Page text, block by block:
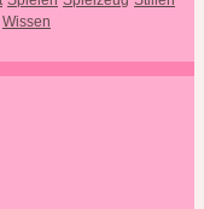
Wissen